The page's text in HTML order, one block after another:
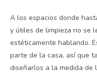
A los espacios donde
y útiles de limpieza no se
estéticamente hablando.
parte de la casa, así que
diseñarlos a la medida de